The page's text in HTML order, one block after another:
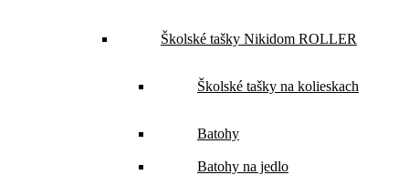
Školské tašky Nikidom ROLLER
Školské tašky na kolieskach
Batohy
Batohy na jedlo